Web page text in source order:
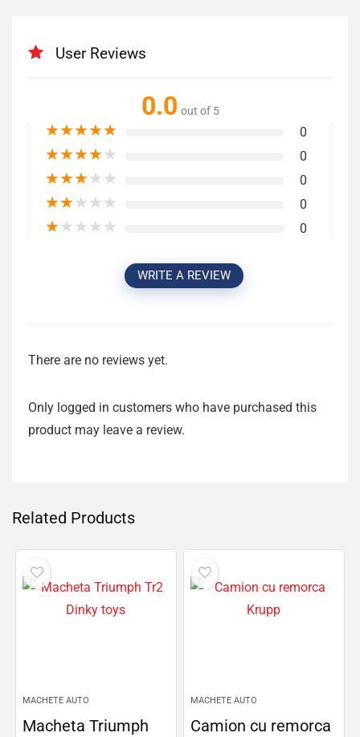
User Reviews
0.0 out of 5
★★★★★ 0
★★★★★ 0
★★★★★ 0
★★★★★ 0
★★★★★ 0
WRITE A REVIEW
There are no reviews yet.
Only logged in customers who have purchased this
product may leave a review.
Related Products
MACHETE AUTO
Macheta Triumph
MACHETE AUTO
Camion cu remorca